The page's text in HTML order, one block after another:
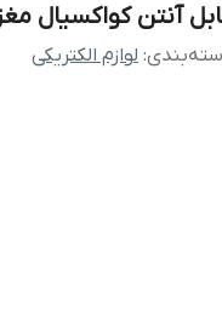
آنتن کواکسیال مغزی
: لوازم الکتریکی